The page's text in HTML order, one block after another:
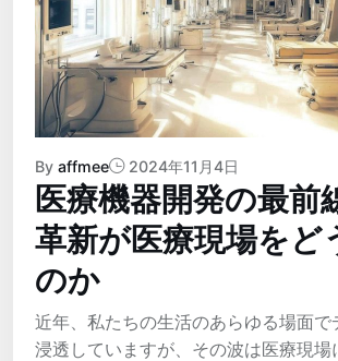
By affmee 2024年11月4日
医療機器開発の最前
革新が医療現場をど
のか
近年、私たちの生活のあらゆる場面で
浸透していますが、その波は医療現場